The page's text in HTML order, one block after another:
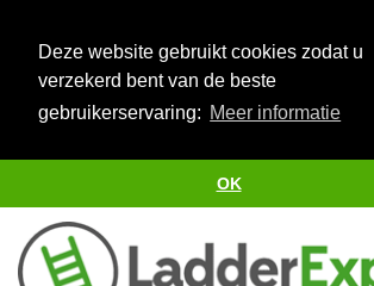
Deze website gebruikt cookies zodat u
verzekerd bent van de beste
gebruikerservaring: Meer informatie
OK